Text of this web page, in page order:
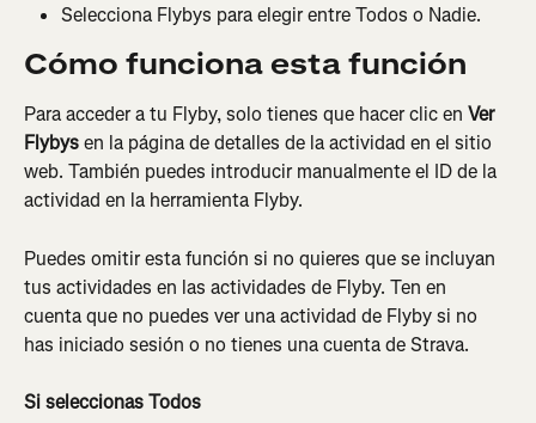
Selecciona Flybys para elegir entre Todos o Nadie.
Cómo funciona esta función
Para acceder a tu Flyby, solo tienes que hacer clic en Ver
Flybys en la página de detalles de la actividad en el sitio
web. También puedes introducir manualmente el ID de la
actividad en la herramienta Flyby.
Puedes omitir esta función si no quieres que se incluyan
tus actividades en las actividades de Flyby. Ten en
cuenta que no puedes ver una actividad de Flyby si no
has iniciado sesión o no tienes una cuenta de Strava.
Si seleccionas Todos